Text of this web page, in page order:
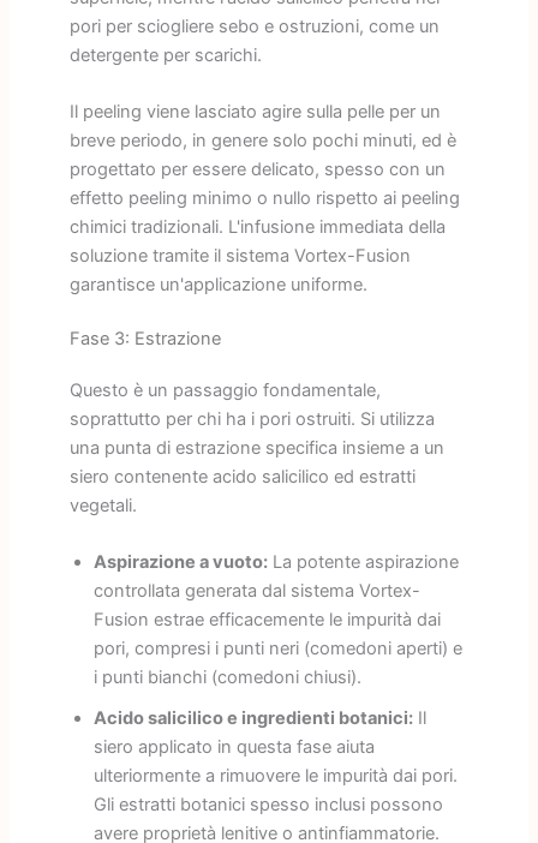
pori per sciogliere sebo e ostruzioni, come un
detergente per scarichi.
Il peeling viene lasciato agire sulla pelle per un
breve periodo, in genere solo pochi minuti, ed è
progettato per essere delicato, spesso con un
effetto peeling minimo o nullo rispetto ai peeling
chimici tradizionali. L'infusione immediata della
soluzione tramite il sistema Vortex-Fusion
garantisce un'applicazione uniforme.
Fase 3: Estrazione
Questo è un passaggio fondamentale,
soprattutto per chi ha i pori ostruiti. Si utilizza
una punta di estrazione specifica insieme a un
siero contenente acido salicilico ed estratti
vegetali.
Aspirazione a vuoto:La potente aspirazione
controllata generata dal sistema Vortex-
Fusion estrae efficacemente le impurità dai
pori, compresi i punti neri (comedoni aperti) e
i punti bianchi (comedoni chiusi).
Acido salicilico e ingredienti botanici:Il
siero applicato in questa fase aiuta
ulteriormente a rimuovere le impurità dai pori.
Gli estratti botanici spesso inclusi possono
avere proprietà lenitive o antinfiammatorie.